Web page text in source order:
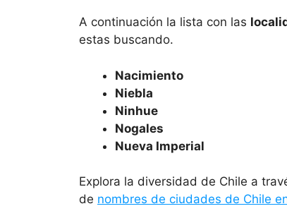
A continuación la lista con las
estas buscando.
Nacimiento
Niebla
Ninhue
Nogales
Nueva Imperial
Explora la diversidad de Chile a
de nombres de ciudades de Chile